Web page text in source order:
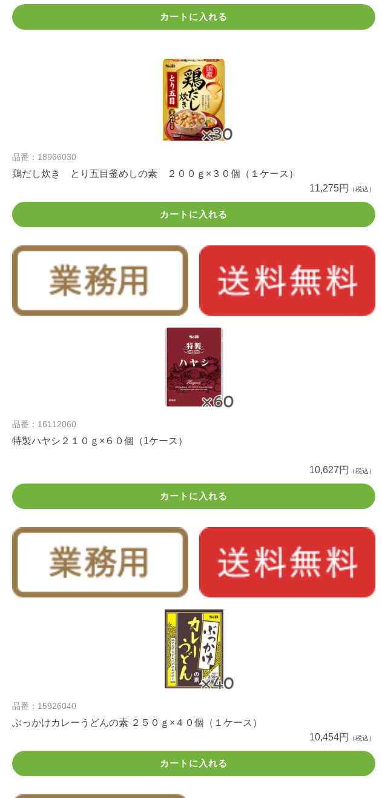
カートに入れる
品番：18966030
鶏だし炊き とり五目釜めしの素 ２００ｇ×３０個（１ケース）
11,275円
（税込）
カートに入れる
品番：16112060
特製ハヤシ２１０ｇ×６０個（1ケース）
10,627円 （税込）
カートに入れる
品番：15926040
ぶっかけカレーうどんの素 ２５０ｇ×４０個（１ケース）
10,454円
（税込）
カートに入れる